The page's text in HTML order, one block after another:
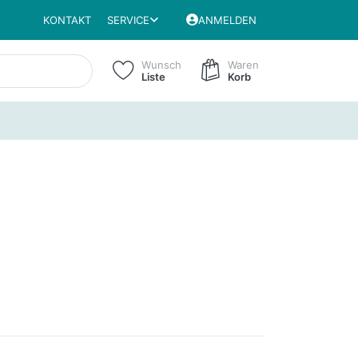
KONTAKT SERVICE ANMELDEN
Wunsch
Liste
Waren
Korb